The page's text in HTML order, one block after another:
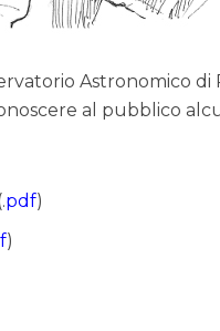
Astronomico di
al pubblico
pdf)
)